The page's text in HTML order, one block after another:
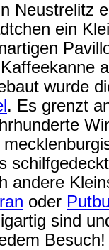
Neustrelitz
ein
wurde
. Es grenzt
andere
oder
sind
Besuch!